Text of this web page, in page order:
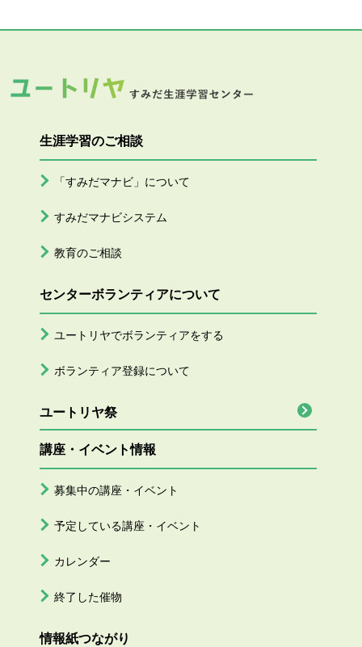
生涯学習のご相談
「すみだマナビ」について
すみだマナビシステム
教育のご相談
センターボランティアについて
ユートリヤでボランティアをする
ボランティア登録について
ユートリヤ祭
講座・イベント情報
募集中の講座・イベント
予定している講座・イベント
カレンダー
終了した催物
情報紙つながり